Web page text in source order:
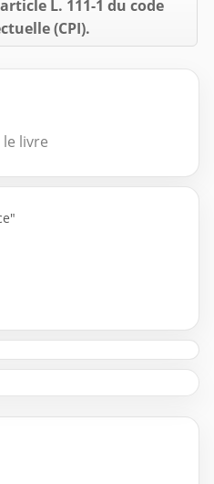
L. 111-1 du code
(CPI).
livre